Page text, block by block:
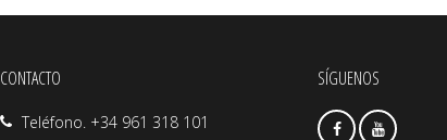
CONTACTO
Teléfono. +34 961 318 101
SÍGUENOS